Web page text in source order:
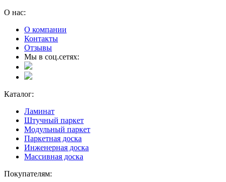
О нас:
О компании
Контакты
Отзывы
Мы в соц.сетях:
Каталог:
Ламинат
Штучный паркет
Модульный паркет
Паркетная доска
Инженерная доска
Массивная доска
Покупателям: